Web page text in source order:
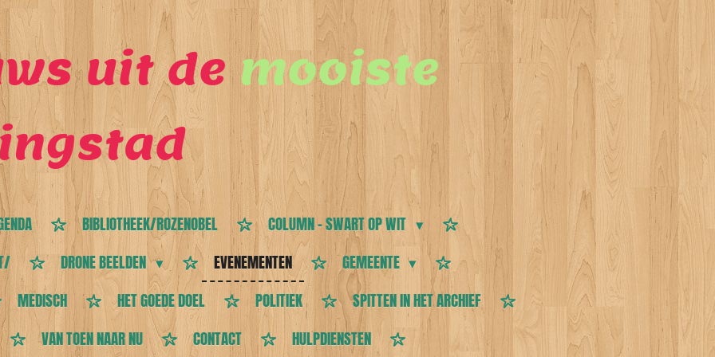
uit demooiste
BIBLIOTHEEK/ROZENOBEL
COLUMN - SWART OP WIT
DRONE BEELDEN EVENEMENTEN
GEMEENTE
MEDISCH HET GOEDE DOEL POLITIEK
SPITTEN IN HET ARCHIEF
VAN TOEN NAAR NU CONTACT
HULPDIENSTEN